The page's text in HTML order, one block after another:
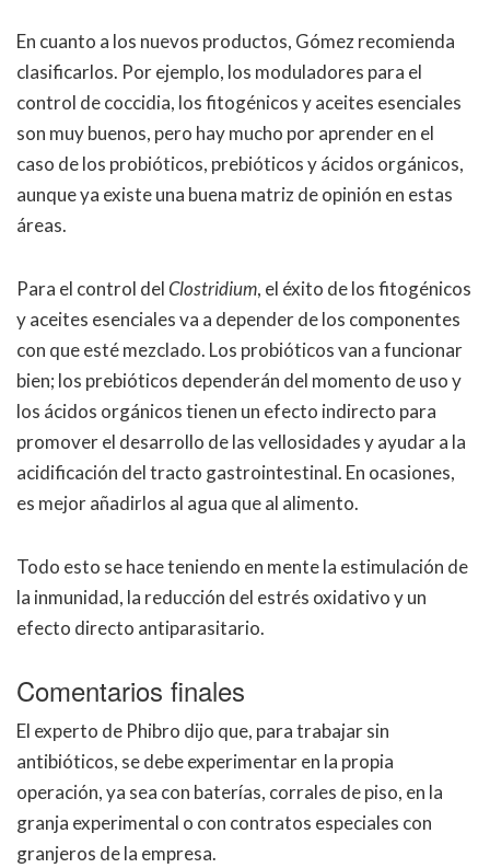
En cuanto a los nuevos productos, Gómez recomienda
clasificarlos. Por ejemplo, los moduladores para el
control de coccidia, los fitogénicos y aceites esenciales
son muy buenos, pero hay mucho por aprender en el
caso de los probióticos, prebióticos y ácidos orgánicos,
aunque ya existe una buena matriz de opinión en estas
áreas.
Para el control delClostridium, el éxito de los fitogénicos
y aceites esenciales va a depender de los componentes
con que esté mezclado. Los probióticos van a funcionar
bien; los prebióticos dependerán del momento de uso y
los ácidos orgánicos tienen un efecto indirecto para
promover el desarrollo de las vellosidades y ayudar a la
acidificación del tracto gastrointestinal. En ocasiones,
es mejor añadirlos al agua que al alimento.
Todo esto se hace teniendo en mente la estimulación de
la inmunidad, la reducción del estrés oxidativo y un
efecto directo antiparasitario.
Comentarios finales
El experto de Phibro dijo que, para trabajar sin
antibióticos, se debe experimentar en la propia
operación, ya sea con baterías, corrales de piso, en la
granja experimental o con contratos especiales con
granjeros de la empresa.